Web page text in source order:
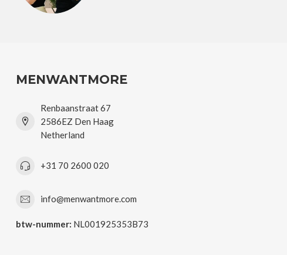
MENWANTMORE
Renbaanstraat 67
2586EZ Den Haag
Netherland
+31 70 2600 020
info@menwantmore.com
btw-nummer: NL001925353B73